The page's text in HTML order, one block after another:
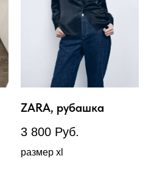
ZARA, рубашка
3 800 Руб.
размер xl